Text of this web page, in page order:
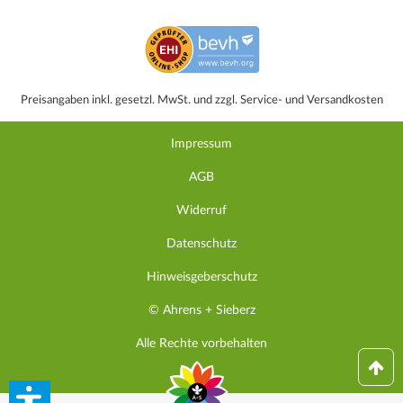
Preisangaben inkl. gesetzl. MwSt. und zzgl. Service- und Versandkosten
Impressum
AGB
Widerruf
Datenschutz
Hinweisgeberschutz
© Ahrens + Sieberz
Alle Rechte vorbehalten